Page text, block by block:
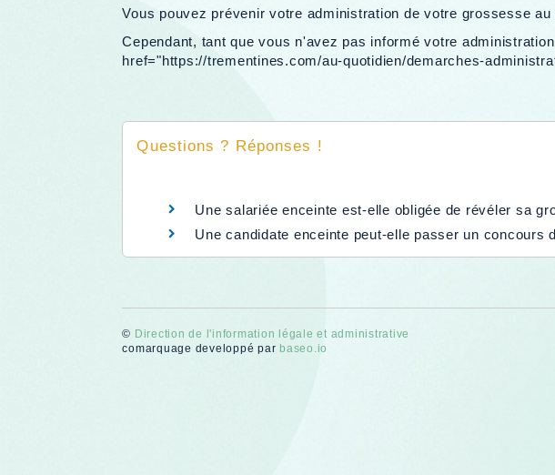
Vous pouvez prévenir votre administration de votre grossesse
Cependant, tant que vous n'avez pas informé votre
href="https://trementines.com/au-quotidien/demarches-
Questions ? Réponses !
Une salariée enceinte est-elle obligée de révéler sa
Une candidate enceinte peut-elle passer un concours
© Direction de l'information légale et administrative
comarquage developpé par baseo.io